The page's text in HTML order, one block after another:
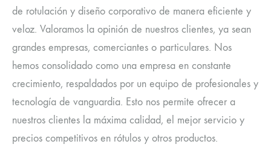
de rotulación y diseño corporativo de manera eficiente y
veloz. Valoramos la opinión de nuestros clientes, ya sean
grandes empresas, comerciantes o particulares. Nos
hemos consolidado como una empresa en constante
crecimiento, respaldados por un equipo de profesionales y
tecnología de vanguardia. Esto nos permite ofrecer a
nuestros clientes la máxima calidad, el mejor servicio y
precios competitivos en rótulos y otros productos.